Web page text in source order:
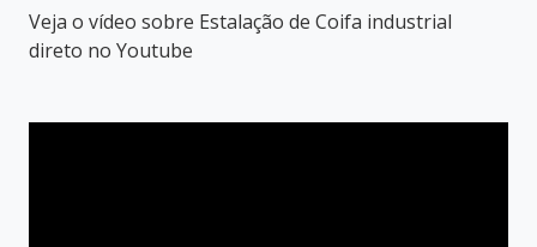
Veja o vídeo sobre Estalação de Coifa industrial
direto no Youtube